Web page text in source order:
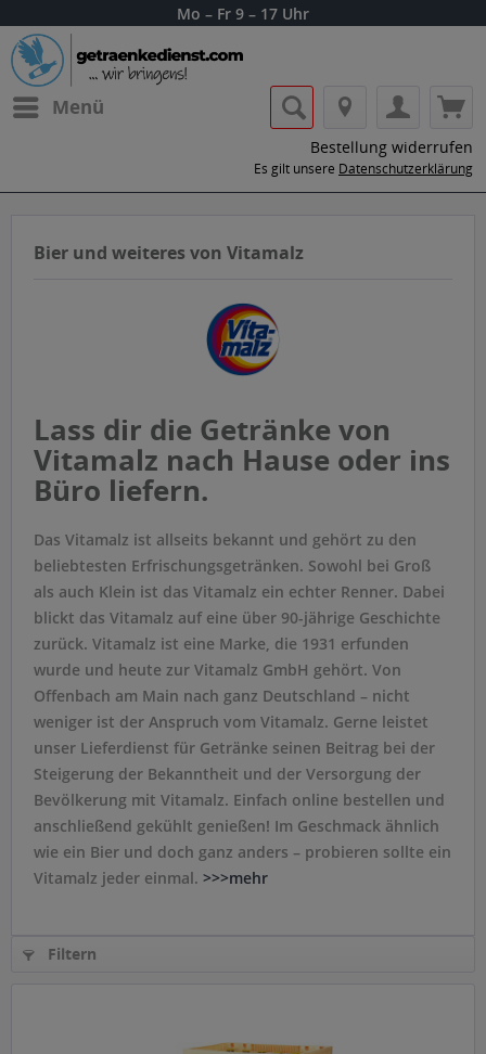
Mo – Fr 9 – 17 Uhr
Menü
Bestellung widerrufen
Es gilt unsere Datenschutzerklärung
Bier und weiteres von Vitamalz
Lass dir die Getränke von
Vitamalz nach Hause oder ins
Büro liefern.
Das Vitamalz ist allseits bekannt und gehört zu den
beliebtesten Erfrischungsgetränken. Sowohl bei Groß
als auch Klein ist das Vitamalz ein echter Renner. Dabei
blickt das Vitamalz auf eine über 90-jährige Geschichte
zurück. Vitamalz ist eine Marke, die 1931 erfunden
wurde und heute zur Vitamalz GmbH gehört. Von
Offenbach am Main nach ganz Deutschland – nicht
weniger ist der Anspruch vom Vitamalz. Gerne leistet
unser Lieferdienst für Getränke seinen Beitrag bei der
Steigerung der Bekanntheit und der Versorgung der
Bevölkerung mit Vitamalz. Einfach online bestellen und
anschließend gekühlt genießen! Im Geschmack ähnlich
wie ein Bier und doch ganz anders – probieren sollte ein
Vitamalz jeder einmal. >>>mehr
Filtern